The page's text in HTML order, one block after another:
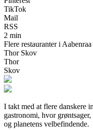
TikTok
Mail
RSS
2 min
Flere restauranter i
Thor Skov
Thor
Skov
I takt med at flere danskere
gastronomi, hvor
og planetens velbefindende.